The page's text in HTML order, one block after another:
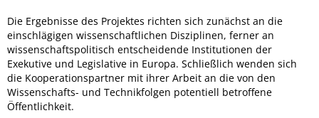
Die Ergebnisse des Projektes richten sich zunächst an die
einschlägigen wissenschaftlichen Disziplinen, ferner an
wissenschaftspolitisch entscheidende Institutionen der
Exekutive und Legislative in Europa. Schließlich wenden sich
die Kooperationspartner mit ihrer Arbeit an die von den
Wissenschafts- und Technikfolgen potentiell betroffene
Öffentlichkeit.